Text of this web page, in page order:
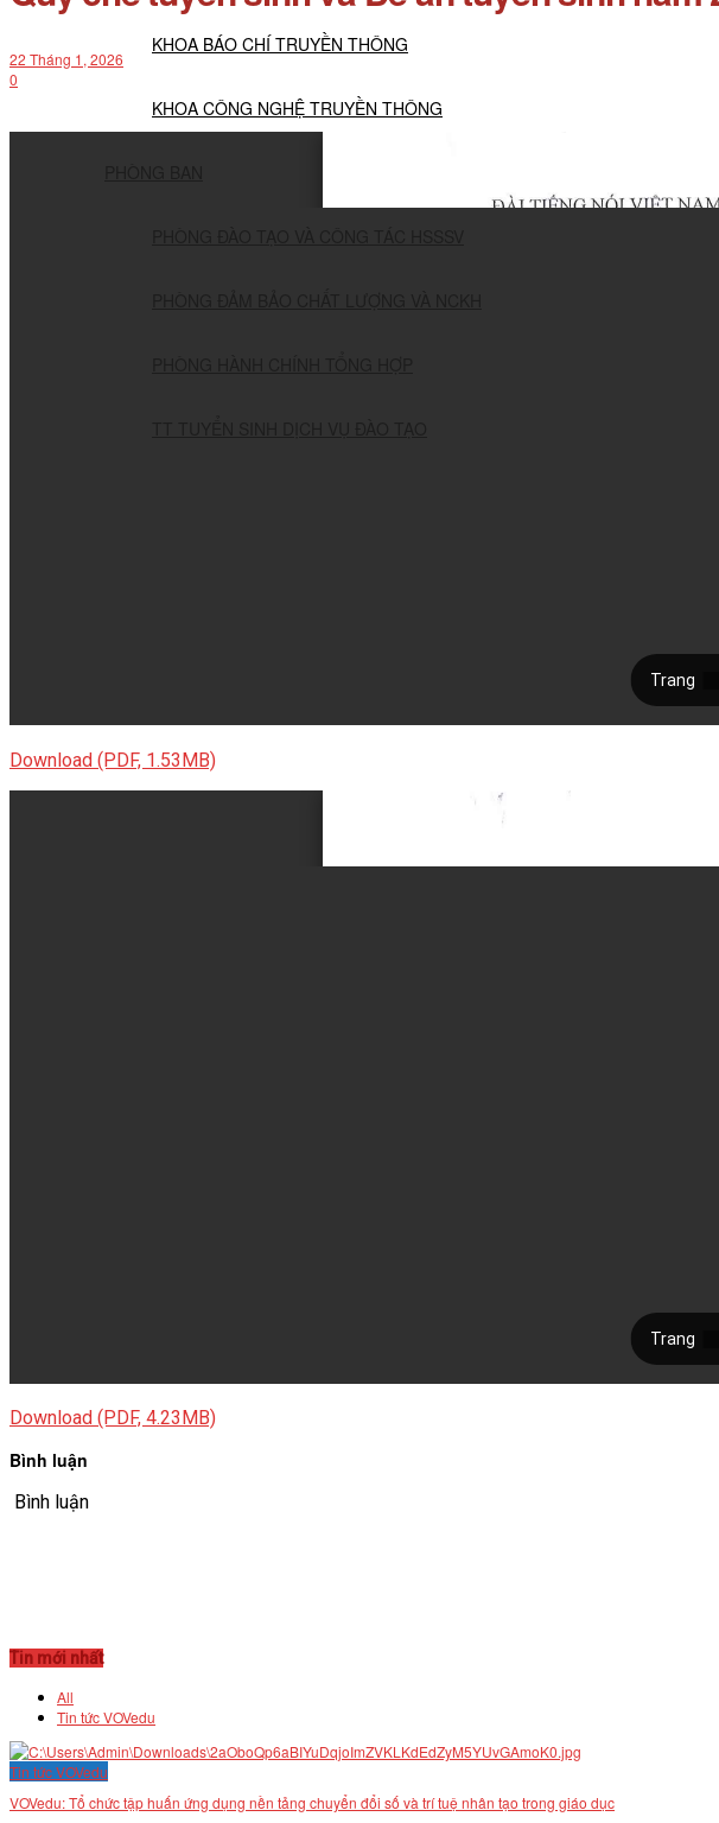
KHOA BÁO CHÍ TRUYỀN THÔNG
KHOA CÔNG NGHỆ TRUYỀN THÔNG
22 Tháng 1, 2026
0
Download (PDF, 1.53MB)
Download (PDF, 4.23MB)
Bình luận
Bình luận
Tin mới nhất
All
Tin tức VOVedu
Tin tức VOVedu
VOVedu: Tổ chức tập huấn ứng dụng nền tảng chuyển đổi số và trí tuệ nhân tạo trong giáo dục